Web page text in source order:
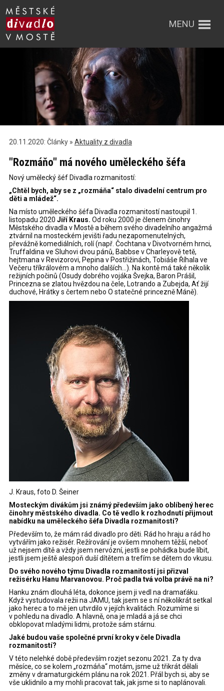
MENU
20.11.2020: Články » Aktuality z divadla
"Rozmáňo" má nového uměleckého šéfa
Nový umělecký šéf Divadla rozmanitostí:
„Chtěl bych, aby se z „rozmáňa“ stalo divadelní centrum pro
děti a mládež“.
Na místo uměleckého šéfa Divadla rozmanitostí nastoupil 1.
listopadu 2020 Jiří Kraus. Od roku 2000 je členem činohry
Městského divadla v Mostě a během svého divadelního angažmá
ztvárnil na mosteckém jevišti řadu nezapomenutelných,
převážně komediálních, rolí (např. Čochtana v Divotvorném hrnci,
Truffaldina ve Sluhovi dvou pánů, Babbse v Charleyově tetě,
hejtmana v Revizorovi, Pepina v Postřižinách, Tobiáše Říhala ve
Večeru tříkrálovém a mnoho dalších…). Na kontě má také několik
režijních počinů (Osudy dobrého vojáka Švejka, Baron Prášil,
Princezna se zlatou hvězdou na čele, Lotrando a Zubejda, Ať žijí
duchové, Hrátky s čertem nebo O statečné princezně Máně).
J. Kraus, foto D. Šeiner
Mosteckým divákům jsi známý především jako oblíbený herec
činohry městského divadla. Co tě vedlo k rozhodnutí přijmout
nabídku na uměleckého šéfa Divadla rozmanitostí?
Především to, že mám rád divadlo pro děti. Rád ho hraju a rád ho
vytvářím jako režisér. Režírování je ovšem mnohem těžší, neboť
už nejsem dítě a vždy jsem nervózní, jestli se pohádka bude líbit,
jestli jsem ještě alespoň duší dítětem a trefím se dětem do vkusu.
Do svého nového týmu Divadla rozmanitostí jsi přizval
režisérku Hanu Marvanovou. Proč padla tvá volba právě na ni?
Hanku znám dlouhá léta, dokonce jsem ji vedl na dramaťáku.
Když vystudovala režii na JAMU, tak jsem se s ní několikrát setkal
jako herec a to mě jen utvrdilo v jejích kvalitách. Rozumíme si
v pohledu na divadlo. A hlavně, ona je mladá a já se chci
obklopovat mladými lidmi, protože sám stárnu.
Jaké budou vaše společné první kroky v čele Divadla
rozmanitostí?
V této nelehké době především rozjet sezonu 2021. Za ty dva
měsíce, co se kolem „rozmáňa“ motám, jsme už třikrát dělali
změny v dramaturgickém plánu na rok 2021. Přál bych si, aby se
vše uklidnilo a my mohli pracovat tak, jak jsme si to naplánovali.